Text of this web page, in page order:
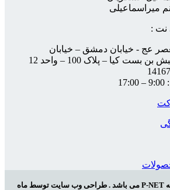
نت :
عج - خیابان دمشق – خیابان
کیا – پلاک 100 – واحد 12
کلیه حقوق این قالب متعلق به P-NET می باشد . طراحی وب سایت توسط ماه